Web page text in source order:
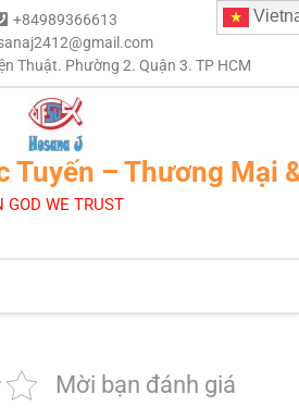
+84989366613
Thuật. Phường 2. Quận 3. TP HCM
Tuyến – Thương Mại
GOD WE TRUST
Mời bạn đánh giá